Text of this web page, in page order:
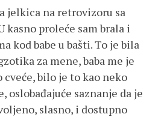
jelkica na retrovizoru sa
kasno proleće sam brala i
kod babe u bašti. To je bila
za mene, baba me je
cveće, bilo je to kao neko
oslobađajuće saznanje da je
slasno, i dostupno